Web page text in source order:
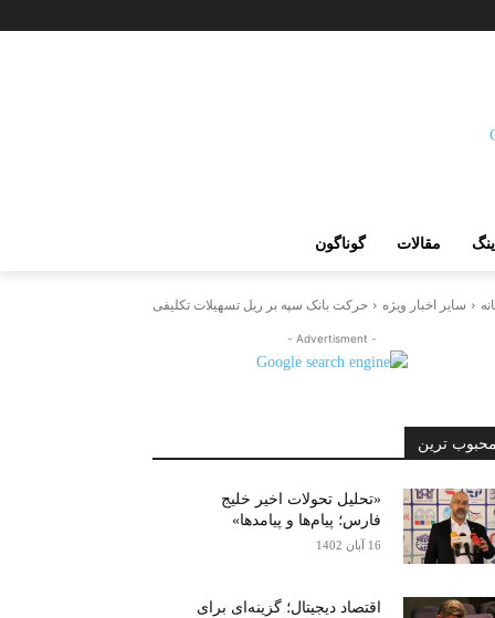
مقالات گوناگون
سایر اخبار ویژه حرکت بانک سپه بر ریل تسهیلات تکلیفی
- Advertisment -
محبوب ترین
«تحلیل تحولات اخیر خلیج
فارس؛ پیام‌ها و پیامدها»
16 آبان 1402
اقتصاد دیجیتال؛ گزینه‌ای برای